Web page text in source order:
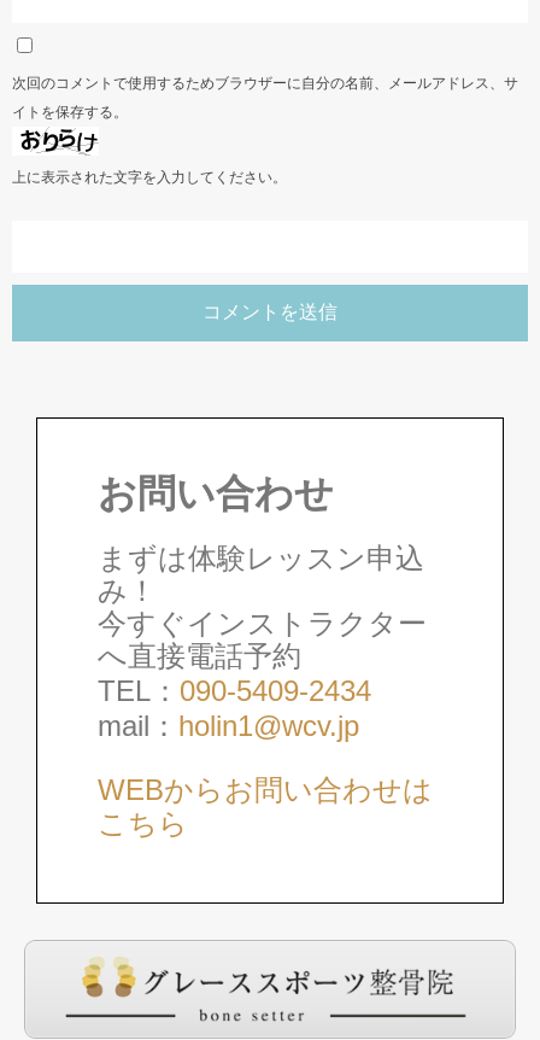
次回のコメントで使用するためブラウザーに自分の名前、メールアドレス、サ
イトを保存する。
上に表示された文字を入力してください。
お問い合わせ
まずは体験レッスン申込
み！
今すぐインストラクター
へ直接電話予約
TEL： 090-5409-2434
mail： holin1@wcv.jp
WEBからお問い合わせは
こちら